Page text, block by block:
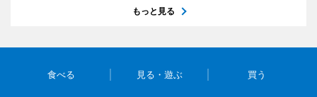
もっと見る
食べる 見る・遊ぶ 買う